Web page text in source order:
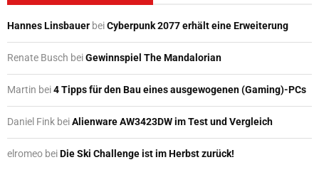
Hannes Linsbauer beiCyberpunk 2077 erhält eine Erweiterung
Renate Busch beiGewinnspiel The Mandalorian
Martin bei4 Tipps für den Bau eines ausgewogenen (Gaming)-PCs
Daniel Fink beiAlienware AW3423DW im Test und Vergleich
elromeo beiDie Ski Challenge ist im Herbst zurück!